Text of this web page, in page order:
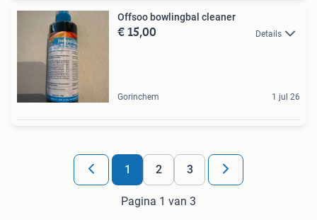
Offsoo bowlingbal cleaner
€ 15,00 Details
Gorinchem 1 jul 26
1 2 3
Pagina 1 van 3